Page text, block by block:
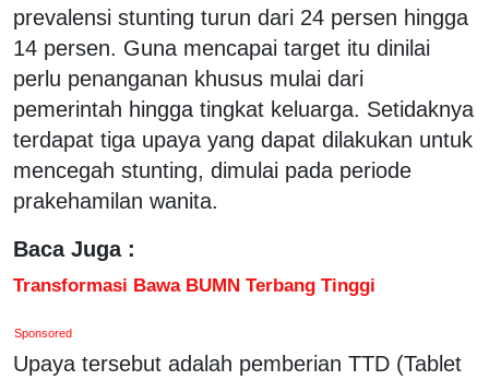
prevalensi stunting turun dari 24 persen hingga
14 persen. Guna mencapai target itu dinilai
perlu penanganan khusus mulai dari
pemerintah hingga tingkat keluarga. Setidaknya
terdapat tiga upaya yang dapat dilakukan untuk
mencegah stunting, dimulai pada periode
prakehamilan wanita.
Baca Juga :
Transformasi Bawa BUMN Terbang Tinggi
Sponsored
Upaya tersebut adalah pemberian TTD (Tablet